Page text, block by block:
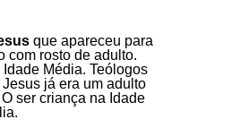
que apareceu para
com rosto de adulto.
Média. Teólogos
já era um adulto
ser criança na Idade